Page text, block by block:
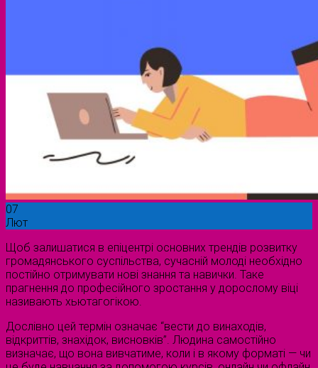
07
Лют
Щоб залишатися в епіцентрі основних трендів розвитку
громадянського суспільства, сучасній молоді необхідно
постійно отримувати нові знання та навички. Таке
прагнення до професійного зростання у дорослому віці
називають хьютагогікою.
Дослівно цей термін означає “вести до винаходів,
відкриттів, знахідок, висновків”. Людина самостійно
визначає, що вона вивчатиме, коли і в якому форматі — чи